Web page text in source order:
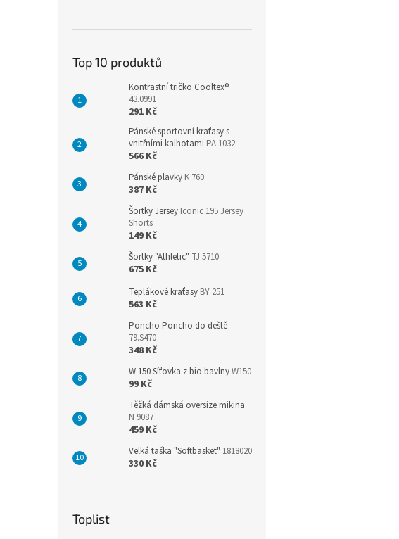
Top 10 produktů
Kontrastní tričko Cooltex®
43.0991
291 Kč
Pánské sportovní kraťasy s
vnitřními kalhotami PA 1032
566 Kč
Pánské plavky K 760
387 Kč
Šortky Jersey Iconic 195 Jersey
Shorts
149 Kč
Šortky "Athletic" TJ 5710
675 Kč
Teplákové kraťasy BY 251
563 Kč
Poncho Poncho do deště
79.S470
348 Kč
W 150 Síťovka z bio bavlnyW150
99 Kč
Těžká dámská oversize mikina
N 9087
459 Kč
Velká taška "Softbasket" 1818020
330 Kč
Toplist